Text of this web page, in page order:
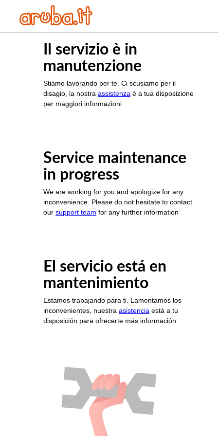
Il servizio è in
manutenzione
Stiamo lavorando per te. Ci scusiamo per il
disagio, la nostra assistenza è a tua disposizione
per maggiori informazioni
Service maintenance
in progress
We are working for you and apologize for any
inconvenience. Please do not hesitate to contact
our support team for any further information
El servicio está en
mantenimiento
Estamos trabajando para ti. Lamentamos los
inconvenientes, nuestra asistencia está a tu
disposición para ofrecerte más información